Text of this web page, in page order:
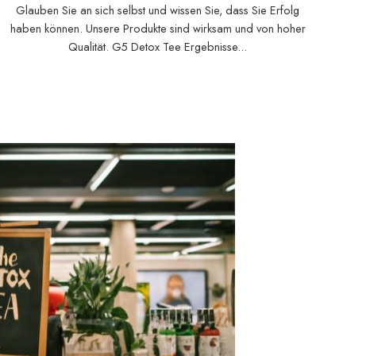
Glauben Sie an sich selbst und wissen Sie, dass Sie Erfolg
haben können. Unsere Produkte sind wirksam und von hoher
Qualität. G5 Detox Tee Ergebnisse...